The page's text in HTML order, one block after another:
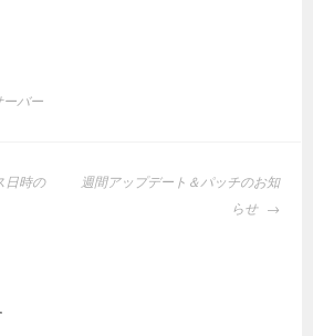
ーバー
日時の
週間アップデート＆パッチのお知
らせ